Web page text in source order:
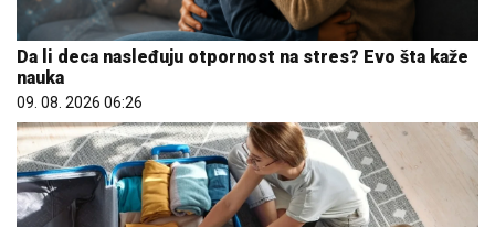
Da li deca nasleđuju otpornost na stres? Evo šta kaže
nauka
09. 08. 2026 06:26